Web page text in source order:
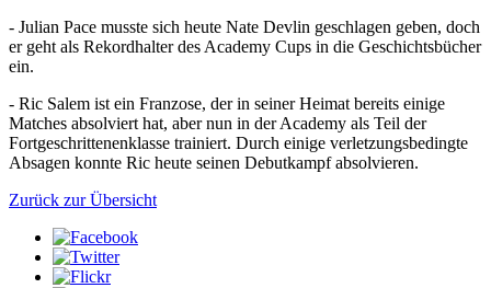
- Julian Pace musste sich heute Nate Devlin geschlagen geben, doch
er geht als Rekordhalter des Academy Cups in die Geschichtsbücher
ein.
- Ric Salem ist ein Franzose, der in seiner Heimat bereits einige
Matches absolviert hat, aber nun in der Academy als Teil der
Fortgeschrittenenklasse trainiert. Durch einige verletzungsbedingte
Absagen konnte Ric heute seinen Debutkampf absolvieren.
Zurück zur Übersicht